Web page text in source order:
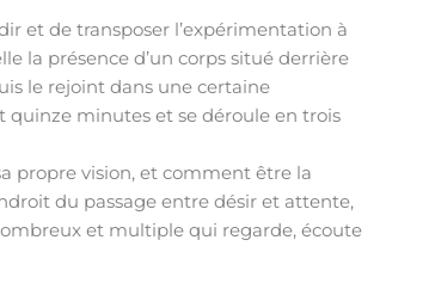
et de transposer l’expérimentation à
la présence d’un corps situé derrière
le rejoint dans une certaine
minutes et se déroule en trois
propre vision, et comment être la
du passage entre désir et attente,
et multiple qui regarde, écoute